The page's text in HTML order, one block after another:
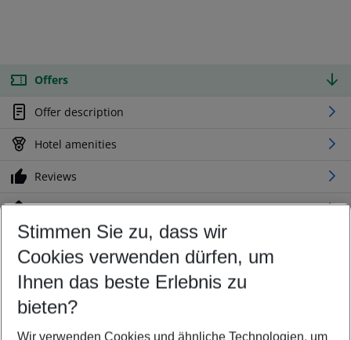
Offers
Offer description
Hotel amenities
Reviews
Location
Customize your offer
Find the perfect deal which suits your best
Your departure airport
Any airport
Stimmen Sie zu, dass wir
Cookies verwenden dürfen, um
Ihnen das beste Erlebnis zu
bieten?
Wir verwenden Cookies und ähnliche Technologien, um